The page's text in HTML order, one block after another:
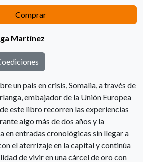
Comprar
Martínez
un país en crisis, Somalia, a través de
embajador de la Unión Europea
este libro recorren las experiencias
algo más de dos años y la
en entradas cronológicas sin llegar a
el aterrizaje en la capital y continúa
de vivir en una cárcel de oro con